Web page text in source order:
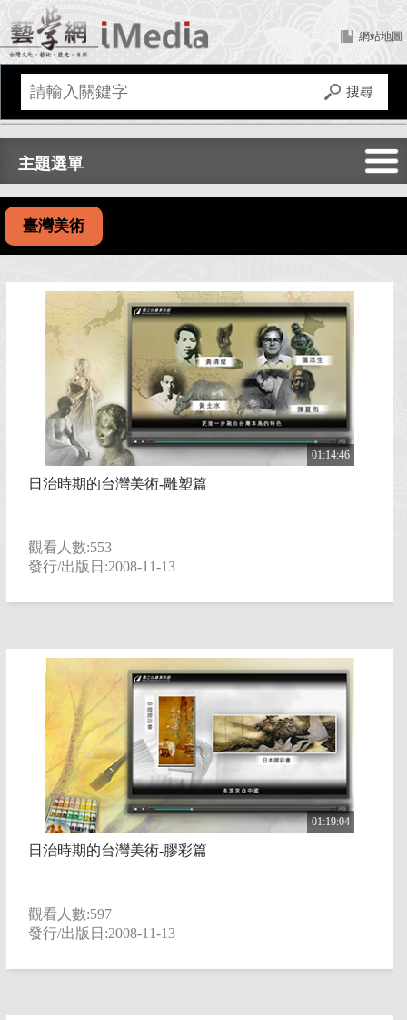
網站地圖
主題選單
傳統藝術
文化資產
臺灣工藝
臺灣美術
臺灣歷史
藝文生活
藝術教育
臺灣美術
01:14:46
日治時期的台灣美術-雕塑篇
觀看人數:553
發行/出版日:2008-11-13
01:19:04
日治時期的台灣美術-膠彩篇
觀看人數:597
發行/出版日:2008-11-13